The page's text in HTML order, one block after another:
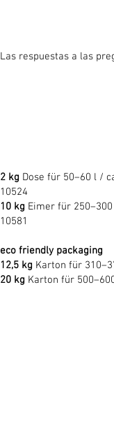
Las respuestas a las
2 kg Dose für 50–60
10524
10 kg Eimer für
10581
eco friendly packaging
12,5 kg Karton für
20 kg Karton für